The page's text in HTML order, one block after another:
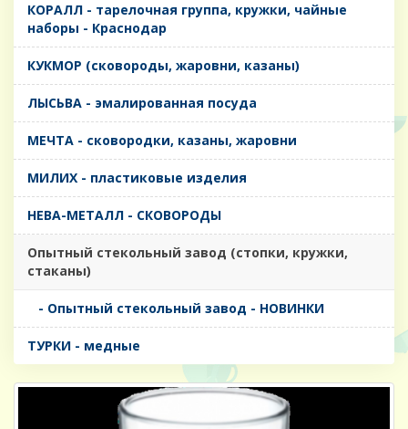
КОРАЛЛ - тарелочная группа, кружки, чайные
наборы - Краснодар
КУКМОР (сковороды, жаровни, казаны)
ЛЫСЬВА - эмалированная посуда
МЕЧТА - сковородки, казаны, жаровни
МИЛИХ - пластиковые изделия
НЕВА-МЕТАЛЛ - СКОВОРОДЫ
Опытный стекольный завод (стопки, кружки,
стаканы)
- Опытный стекольный завод - НОВИНКИ
ТУРКИ - медные